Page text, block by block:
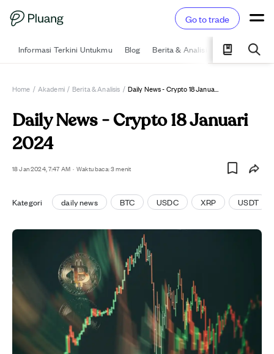
Go to trade
Informasi Terkini Untukmu Blog Berita & Analisis Pelajari
Home / Akademi / Berita & Analisis / Daily News - Crypto 18 Januari 2024
Daily News - Crypto 18 Januari
2024
18 Jan 2024, 7:47 AM · Waktu baca: 3 menit
Kategori daily news BTC USDC XRP USDT